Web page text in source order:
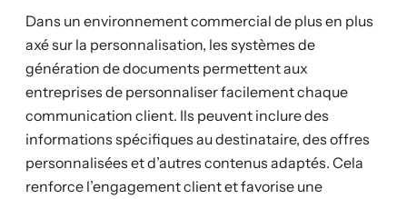
Dans un environnement commercial de plus en plus
axé sur la personnalisation, les systèmes de
génération de documents permettent aux
entreprises de personnaliser facilement chaque
communication client. Ils peuvent inclure des
informations spécifiques au destinataire, des offres
personnalisées et d’autres contenus adaptés. Cela
renforce l’engagement client et favorise une